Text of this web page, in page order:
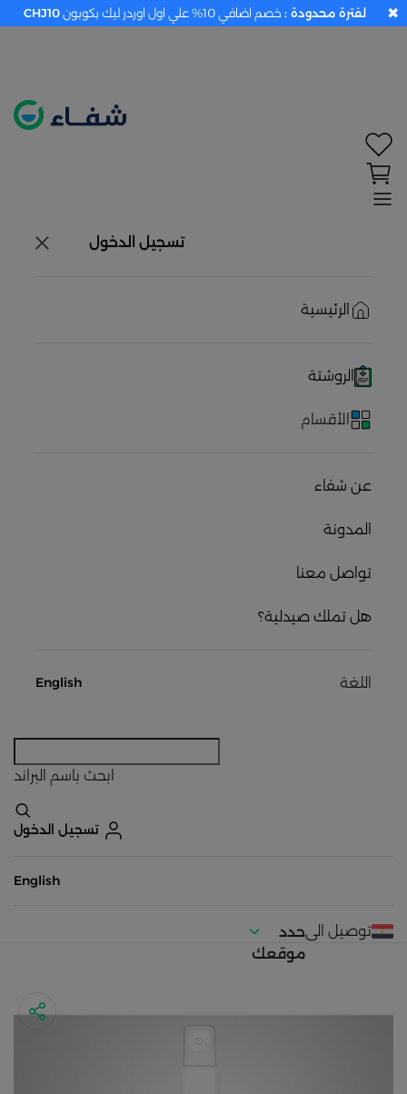
تسجيل الدخول
الرئيسية
الروشتة
الأقسام
عن شفاء
المدونة
تواصل معنا
هل تملك صيدلية؟
اللغة English
ابحث باسم البراند
تسجيل الدخول
English
توصيل الىحدد
موقعك
لفترة محدودة : خصم اضافي 10% علي اول اوردر ليك بكوبون CHJ10 ✖